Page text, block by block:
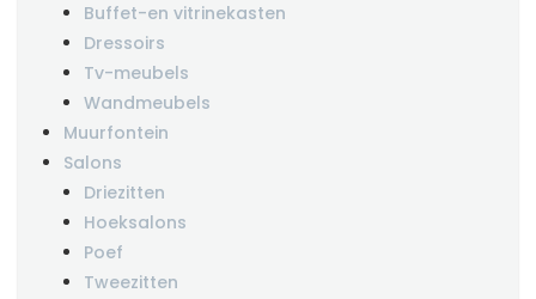
Buffet-en vitrinekasten
Dressoirs
Tv-meubels
Wandmeubels
Muurfontein
Salons
Driezitten
Hoeksalons
Poef
Tweezitten